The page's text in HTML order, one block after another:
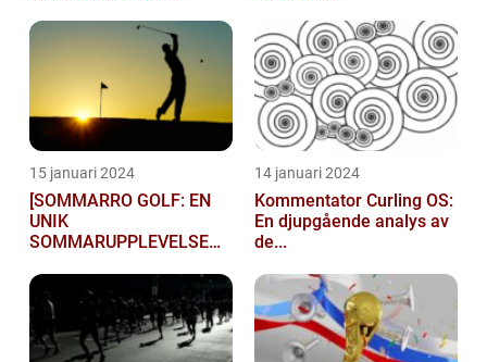
15 januari 2024
[SOMMARRO GOLF: EN
UNIK
SOMMARUPPLEVELSE
14 januari 2024
Kommentator Curling OS:
En djupgående analys av
de...